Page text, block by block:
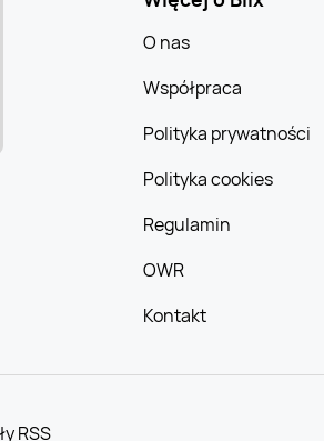
O nas
Współpraca
Polityka prywatności
Polityka cookies
Regulamin
OWR
Kontakt
RSS